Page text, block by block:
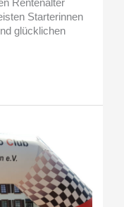
Rentenalter
Starterinnen
glücklichen